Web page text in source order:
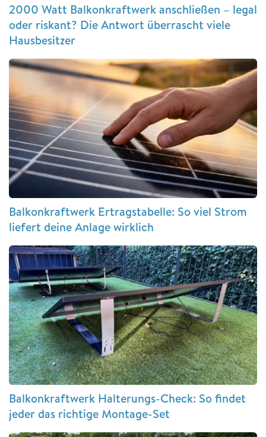
2000 Watt Balkonkraftwerk anschließen – legal
oder riskant? Die Antwort überrascht viele
Hausbesitzer
Balkonkraftwerk Ertragstabelle: So viel Strom
liefert deine Anlage wirklich
Balkonkraftwerk Halterungs-Check: So findet
jeder das richtige Montage-Set